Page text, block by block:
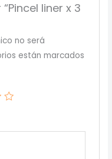
liner x 3
no será
están marcados